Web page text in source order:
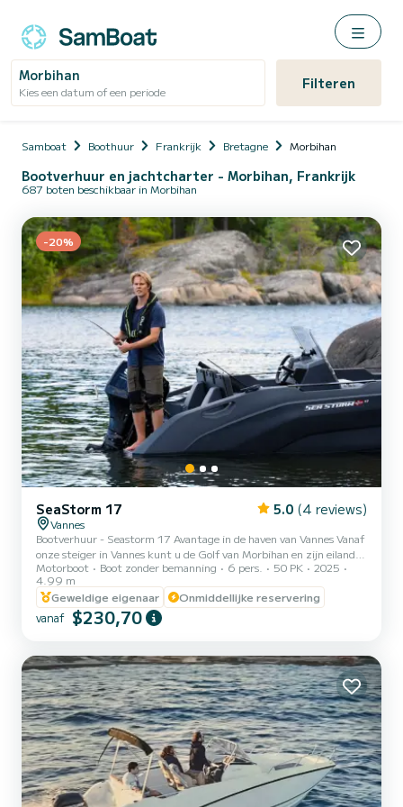
Morbihan
Kies een datum of een periode Filteren
Samboat Boothuur Frankrijk Bretagne Morbihan
Bootverhuur en jachtcharter - Morbihan, Frankrijk
687 boten beschikbaar in Morbihan
-20%
SeaStorm 17 5.0 (4 reviews)
Vannes
Bootverhuur - Seastorm 17 Avantage in de haven van Vannes Vanaf
onze steiger in Vannes kunt u de Golf van Morbihan en zijn eilanden
ontdekken aan boord van een Seastorm 17 Avantage. Gemakkelijk
te hanteren en uitgerust met een 50 pk motor, deze compacte
boot van 5 meter biedt plaats aan maximaal 6 personen. Aan boord
geniet u van comfortabele bekleding. Wat navigatie betreft, de
GPS/kaartplotter en de dieptemeter garanderen u veiligheid en
Motorboot Boot zonder bemanning 6 pers. 50 PK
2025
4.99 m
Geweldige eigenaar
Onmiddellijke reservering
vanaf $230,70